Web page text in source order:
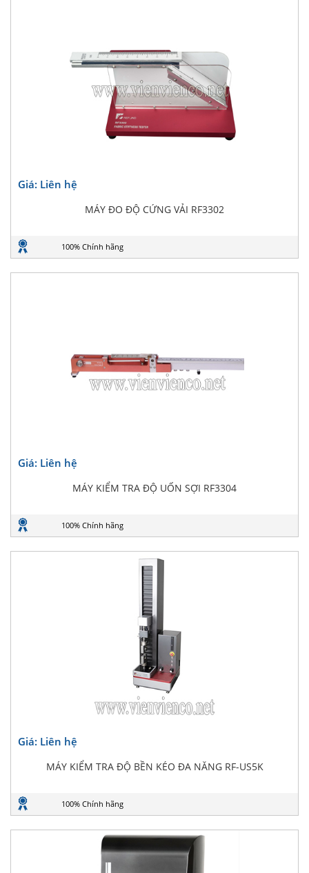
Giá: Liên hệ
MÁY ĐO ĐỘ CỨNG VẢI RF3302
100% Chính hãng
Giá: Liên hệ
MÁY KIỂM TRA ĐỘ UỐN SỢI RF3304
100% Chính hãng
Giá: Liên hệ
MÁY KIỂM TRA ĐỘ BỀN KÉO ĐA NĂNG RF-US5K
100% Chính hãng